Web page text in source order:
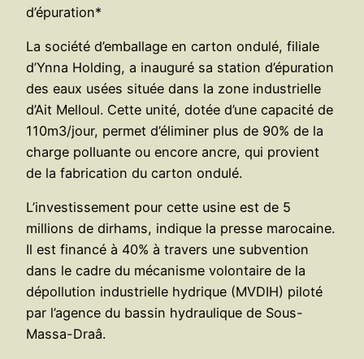
d’épuration*
La société d’emballage en carton ondulé, filiale
d’Ynna Holding, a inauguré sa station d’épuration
des eaux usées située dans la zone industrielle
d’Ait Melloul. Cette unité, dotée d’une capacité de
110m3/jour, permet d’éliminer plus de 90% de la
charge polluante ou encore ancre, qui provient
de la fabrication du carton ondulé.
L’investissement pour cette usine est de 5
millions de dirhams, indique la presse marocaine.
Il est financé à 40% à travers une subvention
dans le cadre du mécanisme volontaire de la
dépollution industrielle hydrique (MVDIH) piloté
par l’agence du bassin hydraulique de Sous-
Massa-Draâ.